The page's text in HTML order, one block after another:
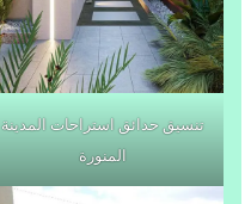
تنسيق حدائق استراحات المدينة
المنورة